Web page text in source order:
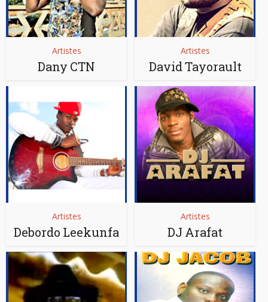
Artistes
Dany CTN
Artistes
David Tayorault
Artistes
Debordo Leekunfa
Artistes
DJ Arafat